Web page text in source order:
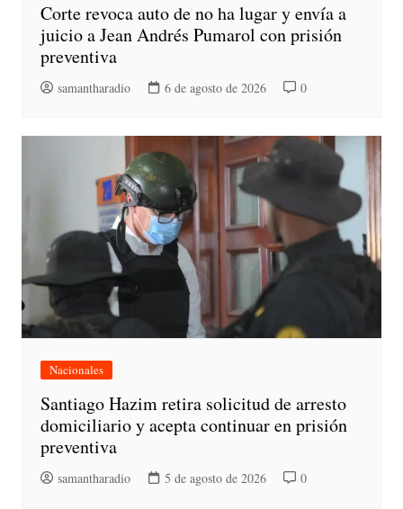
Corte revoca auto de no ha lugar y envía a
juicio a Jean Andrés Pumarol con prisión
preventiva
samantharadio 6 de agosto de 2026 0
Nacionales
Santiago Hazim retira solicitud de arresto
domiciliario y acepta continuar en prisión
preventiva
samantharadio 5 de agosto de 2026 0